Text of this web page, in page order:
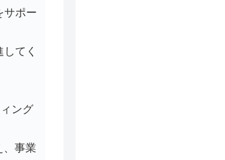
サポー
てく
ング
、事業